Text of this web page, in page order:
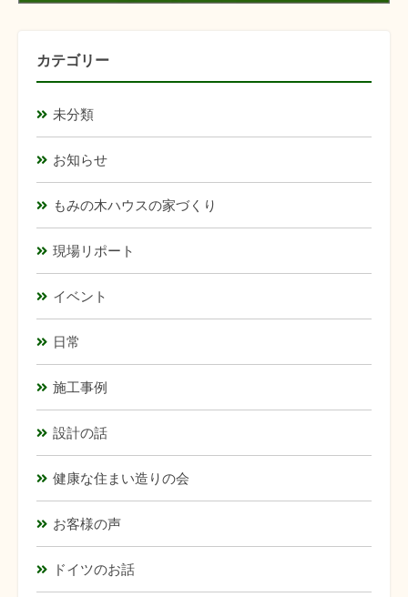
カテゴリー
未分類
お知らせ
もみの木ハウスの家づくり
現場リポート
イベント
日常
施工事例
設計の話
健康な住まい造りの会
お客様の声
ドイツのお話